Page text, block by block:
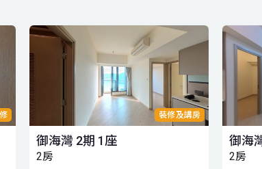
裝修及講房
御海灣 2期 1座
2房
御海
2房